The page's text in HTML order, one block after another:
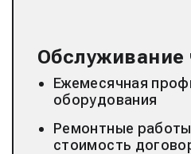
Обслуживание
Ежемесячная
оборудования
Ремонтные
стоимость